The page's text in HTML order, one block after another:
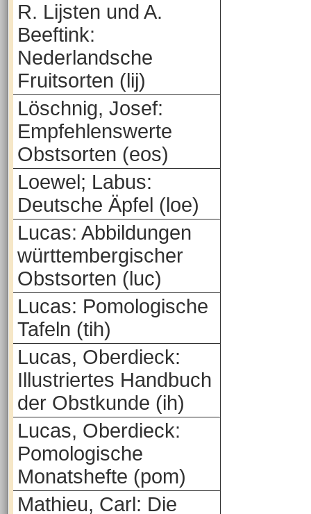
R. Lijsten und A.
Beeftink:
Nederlandsche
Fruitsorten (lij)
Löschnig, Josef:
Empfehlenswerte
Obstsorten (eos)
Loewel; Labus:
Deutsche Äpfel (loe)
Lucas: Abbildungen
württembergischer
Obstsorten (luc)
Lucas: Pomologische
Tafeln (tih)
Lucas, Oberdieck:
Illustriertes Handbuch
der Obstkunde (ih)
Lucas, Oberdieck:
Pomologische
Monatshefte (pom)
Mathieu, Carl: Die